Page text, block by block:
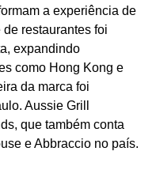
a experiência de
restaurantes foi
expandindo
como Hong Kong e
da marca foi
Aussie Grill
que também conta
e Abbraccio no país.